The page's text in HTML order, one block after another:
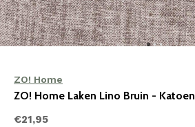
ZO! Home
ZO! Home Laken Lino Bruin - Katoen
€21,95